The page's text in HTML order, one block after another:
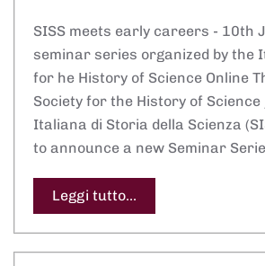
SISS meets early careers -
seminar series organized by the
for he History of Science Online
Society for the History of
Italiana di Storia della Scienza
to announce a new Seminar
Leggi tutto...